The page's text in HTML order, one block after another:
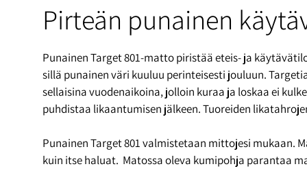
Pirteän punainen
Punainen Target 801-matto piristää eteis- ja
sillä punainen väri kuuluu perinteisesti jouluun.
sellaisina vuodenaikoina, jolloin kuraa ja loskaa ei
puhdistaa likaantumisen jälkeen. Tuoreiden
Punainen Target 801 valmistetaan mittojesi mukaan.
kuin itse haluat. Matossa oleva kumipohja parantaa